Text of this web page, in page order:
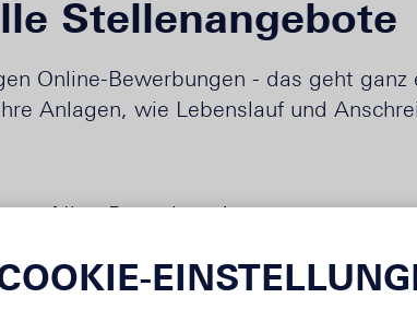
Stellenangebote
Online-Bewerbungen - das geht
Anlagen, wie Lebenslauf und
auf Ihre Bewerbung!